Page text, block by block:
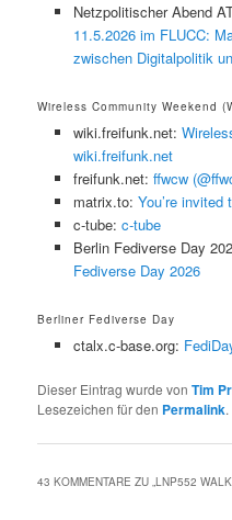
Netzpolitischer Abend
11.5.2026 im FLUCC:
zwischen Digitalpolitik
Wireless Community Weekend
wiki.freifunk.net:
wiki.freifunk.net
freifunk.net: ffwcw
matrix.to: You’re
c-tube: c-tube
Berlin Fediverse Day
Fediverse Day 2026
Berliner Fediverse Day
ctalx.c-base.org:
Dieser Eintrag wurde vonTim
Lesezeichen für den Permalink.
43 KOMMENTARE ZU „LNP552